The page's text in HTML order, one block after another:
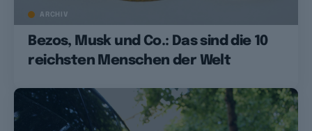
ARCHIV
Bezos, Musk und Co.: Das sind die 10
reichsten Menschen der Welt